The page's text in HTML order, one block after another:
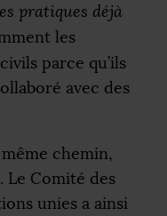
pratiques déjà
les
parce qu’ils
avec des
chemin,
. Le Comité des
unies a ainsi